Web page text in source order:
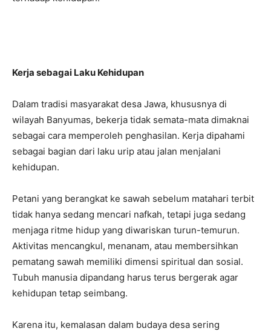
Kerja sebagai Laku Kehidupan
Dalam tradisi masyarakat desa Jawa, khususnya di
wilayah Banyumas, bekerja tidak semata-mata dimaknai
sebagai cara memperoleh penghasilan. Kerja dipahami
sebagai bagian dari laku urip atau jalan menjalani
kehidupan.
Petani yang berangkat ke sawah sebelum matahari terbit
tidak hanya sedang mencari nafkah, tetapi juga sedang
menjaga ritme hidup yang diwariskan turun-temurun.
Aktivitas mencangkul, menanam, atau membersihkan
pematang sawah memiliki dimensi spiritual dan sosial.
Tubuh manusia dipandang harus terus bergerak agar
kehidupan tetap seimbang.
Karena itu, kemalasan dalam budaya desa sering